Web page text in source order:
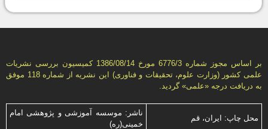
بر اساس مجوز شماره 6776/3 مورخ 1386/08/14 كمیسیون بررسى نشریات
علمى كشور (وزارت علوم، تحقیقات و فناورى) این نشریه از شماره 118 موفق
به دریافت درجه «علمى» گردید.
محل چاپ: ایران، قم
ناشر: موسسه آموزشی و پژوهشی امام
خمینی(ره)